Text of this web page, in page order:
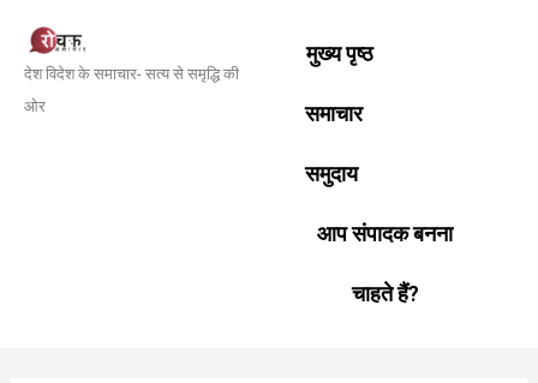
content
देश विदेश के समाचार- सत्य से समृद्धि की
ओर
मुख्य पृष्ठ
समाचार
समुदाय
आप संपादक बनना
चाहते हैं?
navigation